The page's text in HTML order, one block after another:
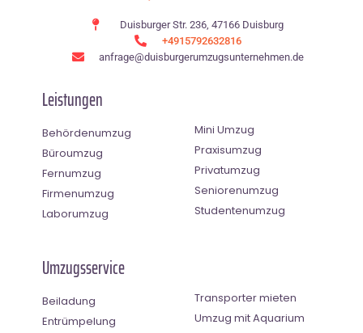
Duisburger Str. 236, 47166 Duisburg
+4915792632816
anfrage@duisburgerumzugsunternehmen.de
Leistungen
Behördenumzug
Büroumzug
Fernumzug
Firmenumzug
Laborumzug
Mini Umzug
Praxisumzug
Privatumzug
Seniorenumzug
Studentenumzug
Umzugsservice
Beiladung
Entrümpelung
Transporter mieten
Umzug mit Aquarium